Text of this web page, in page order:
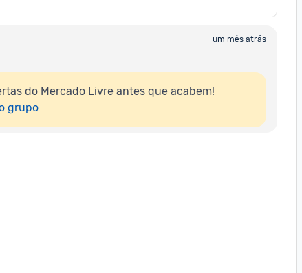
um mês atrás
do Mercado Livre antes que acabem!
grupo